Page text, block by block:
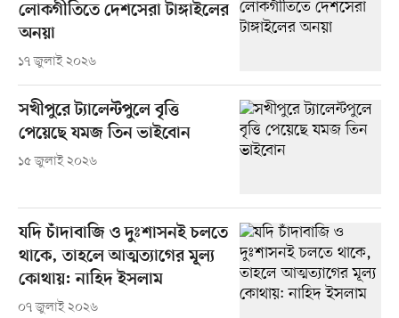
লোকগীতিতে দেশসেরা টাঙ্গাইলের
অনয়া
১৭ জুলাই ২০২৬
সখীপুরে ট্যালেন্টপুলে বৃত্তি
পেয়েছে যমজ তিন ভাইবোন
১৫ জুলাই ২০২৬
যদি চাঁদাবাজি ও দুঃশাসনই চলতে
থাকে, তাহলে আত্মত্যাগের মূল্য
কোথায়: নাহিদ ইসলাম
০৭ জুলাই ২০২৬